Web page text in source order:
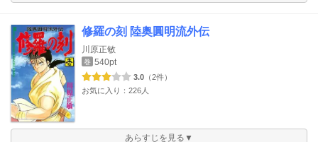
修羅の刻 陸奥圓明流外伝
川原正敏
巻 540pt
3.0 （2件）
お気に入り：226人
あらすじを見る▼